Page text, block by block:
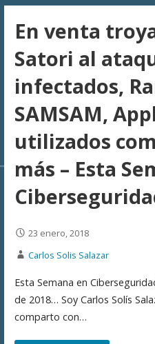
En venta
Satori al
infectados,
SAMSAM,
utilizados
más – Esta
23 enero, 2018
Carlos Solis Salazar
Esta Semana en
de 2018… Soy Carlos Solís
comparto con…